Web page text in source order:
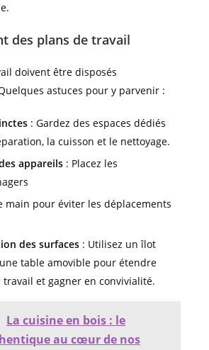
des plans de travail
doivent être disposés
astuces pour y parvenir :
: Gardez des espaces dédiés
la cuisson et le nettoyage.
appareils : Placez les
main pour éviter les déplacements
des surfaces : Utilisez un îlot
table amovible pour étendre
travail et gagner en convivialité.
La cuisine en bois : le
au cœur de nos